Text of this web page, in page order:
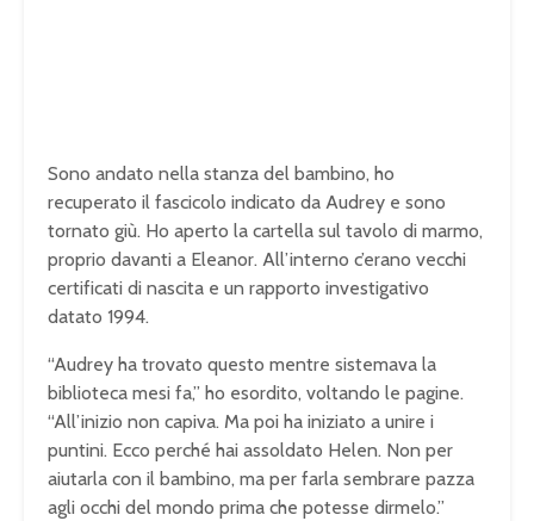
Sono andato nella stanza del bambino, ho
recuperato il fascicolo indicato da Audrey e sono
tornato giù. Ho aperto la cartella sul tavolo di marmo,
proprio davanti a Eleanor. All’interno c’erano vecchi
certificati di nascita e un rapporto investigativo
datato 1994.
“Audrey ha trovato questo mentre sistemava la
biblioteca mesi fa,” ho esordito, voltando le pagine.
“All’inizio non capiva. Ma poi ha iniziato a unire i
puntini. Ecco perché hai assoldato Helen. Non per
aiutarla con il bambino, ma per farla sembrare pazza
agli occhi del mondo prima che potesse dirmelo.”